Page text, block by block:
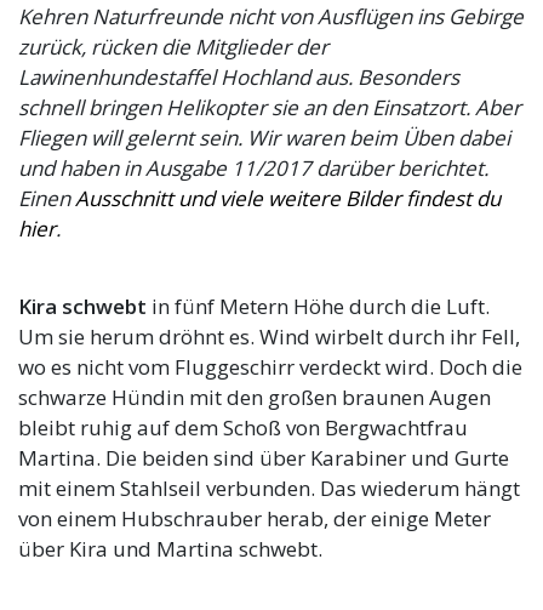
Kehren Naturfreunde nicht von Ausflügen ins Gebirge
zurück, rücken die Mitglieder der
Lawinenhundestaffel Hochland aus. Besonders
schnell bringen Helikopter sie an den Einsatzort. Aber
Fliegen will gelernt sein. Wir waren beim Üben dabei
und haben in Ausgabe 11/2017 darüber berichtet.
EinenAusschnitt und viele weitere Bilder findest du
hier.
Kira schwebt in fünf Metern Höhe durch die Luft.
Um sie herum dröhnt es. Wind wirbelt durch ihr Fell,
wo es nicht vom Fluggeschirr verdeckt wird. Doch die
schwarze Hündin mit den großen braunen Augen
bleibt ruhig auf dem Schoß von Bergwachtfrau
Martina. Die beiden sind über Karabiner und Gurte
mit einem Stahlseil verbunden. Das wiederum hängt
von einem Hubschrauber herab, der einige Meter
über Kira und Martina schwebt.